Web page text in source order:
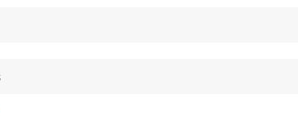
im Monat online, um aktuelle Themen zu
fachlichen Austausch…